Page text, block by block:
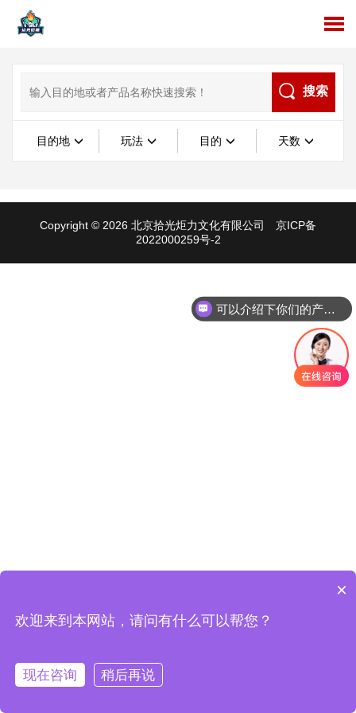
搜索
目的地 玩法 目的 天数
Copyright © 2026 北京拾光炬力文化有限公司 京ICP备
2022000259号-2
可以介绍下你们的产品么
×
欢迎来到本网站，请问有什么可以帮您？
现在咨询 稍后再说